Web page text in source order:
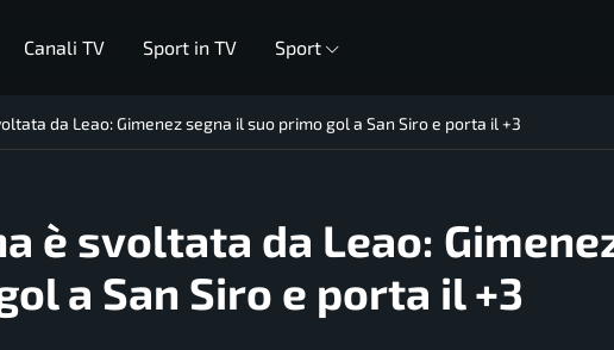
Canali TV Sport in TV Sport
da Leao: Gimenez segna il suo primo gol a San Siro e porta il +3
è svoltata da Leao:
a San Siro e porta il +3